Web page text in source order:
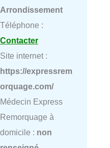
Arrondissement
Téléphone :
Contacter
Site internet :
https://expressrem
orquage.com/
Médecin Express
Remorquage à
domicile : non